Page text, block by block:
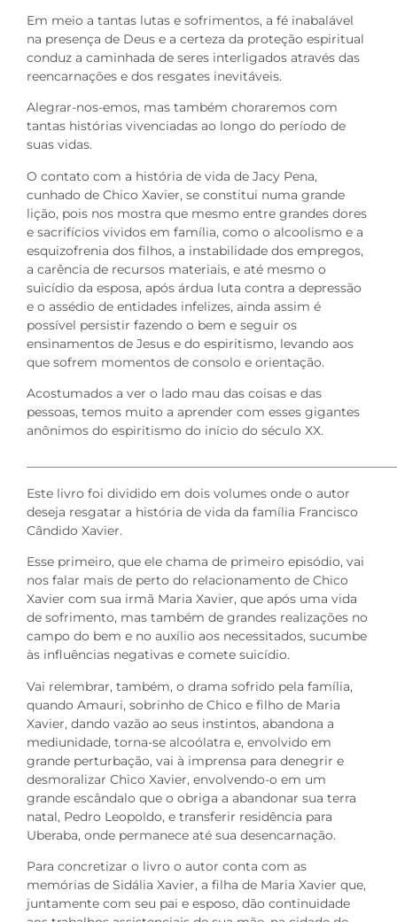
Em meio a tantas lutas e sofrimentos, a fé inabalável
na presença de Deus e a certeza da proteção espiritual
conduz a caminhada de seres interligados através das
reencarnações e dos resgates inevitáveis.
Alegrar-nos-emos, mas também choraremos com
tantas histórias vivenciadas ao longo do período de
suas vidas.
O contato com a história de vida de Jacy Pena,
cunhado de Chico Xavier, se constitui numa grande
lição, pois nos mostra que mesmo entre grandes dores
e sacrifícios vividos em família, como o alcoolismo e a
esquizofrenia dos filhos, a instabilidade dos empregos,
a carência de recursos materiais, e até mesmo o
suicídio da esposa, após árdua luta contra a depressão
e o assédio de entidades infelizes, ainda assim é
possível persistir fazendo o bem e seguir os
ensinamentos de Jesus e do espiritismo, levando aos
que sofrem momentos de consolo e orientação.
Acostumados a ver o lado mau das coisas e das
pessoas, temos muito a aprender com esses gigantes
anônimos do espiritismo do início do século XX.
Este livro foi dividido em dois volumes onde o autor
deseja resgatar a história de vida da família Francisco
Cândido Xavier.
Esse primeiro, que ele chama de primeiro episódio, vai
nos falar mais de perto do relacionamento de Chico
Xavier com sua irmã Maria Xavier, que após uma vida
de sofrimento, mas também de grandes realizações no
campo do bem e no auxílio aos necessitados, sucumbe
às influências negativas e comete suicídio.
Vai relembrar, também, o drama sofrido pela família,
quando Amauri, sobrinho de Chico e filho de Maria
Xavier, dando vazão ao seus instintos, abandona a
mediunidade, torna-se alcoólatra e, envolvido em
grande perturbação, vai à imprensa para denegrir e
desmoralizar Chico Xavier, envolvendo-o em um
grande escândalo que o obriga a abandonar sua terra
natal, Pedro Leopoldo, e transferir residência para
Uberaba, onde permanece até sua desencarnação.
Para concretizar o livro o autor conta com as
memórias de Sidália Xavier, a filha de Maria Xavier que,
juntamente com seu pai e esposo, dão continuidade